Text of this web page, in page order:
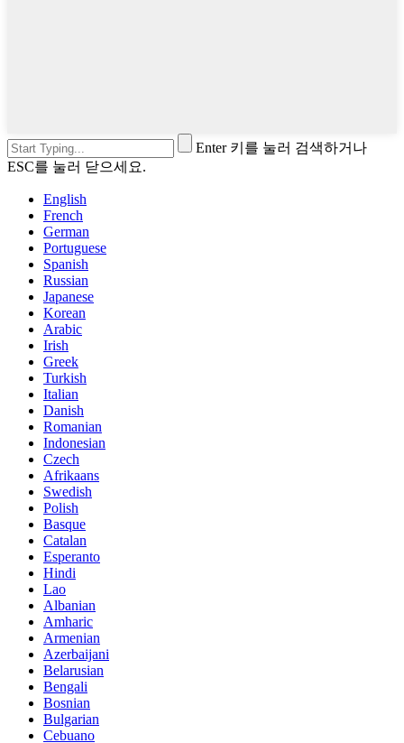
Enter 키를 눌러 검색하거나
ESC를 눌러 닫으세요.
English
French
German
Portuguese
Spanish
Russian
Japanese
Korean
Arabic
Irish
Greek
Turkish
Italian
Danish
Romanian
Indonesian
Czech
Afrikaans
Swedish
Polish
Basque
Catalan
Esperanto
Hindi
Lao
Albanian
Amharic
Armenian
Azerbaijani
Belarusian
Bengali
Bosnian
Bulgarian
Cebuano